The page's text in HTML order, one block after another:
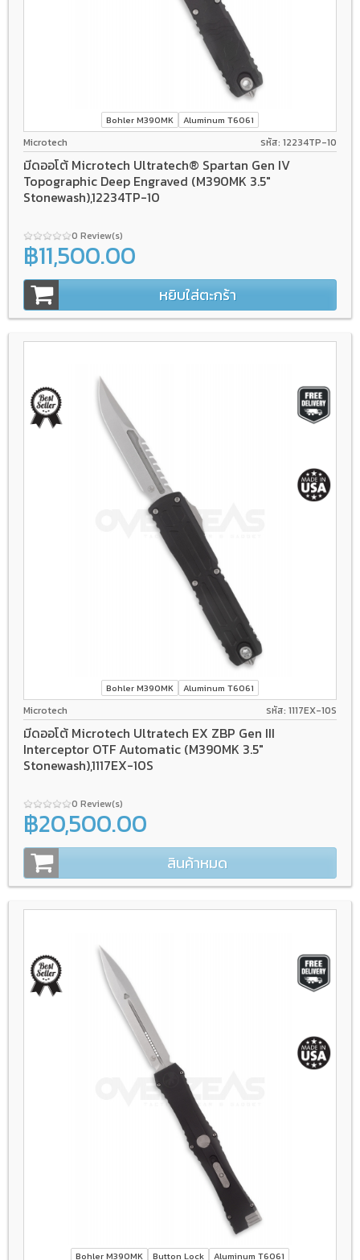
Bohler M390MK Aluminum T6061
Microtech รหัส: 12234TP-10
มีดออโต้ Microtech Ultratech® Spartan Gen IV
Topographic Deep Engraved (M390MK 3.5"
Stonewash),12234TP-10
0 Review(s)
฿11,500.00
หยิบใส่ตะกร้า
Bohler M390MK Aluminum T6061
Microtech รหัส: 1117EX-10S
มีดออโต้ Microtech Ultratech EX ZBP Gen III
Interceptor OTF Automatic (M390MK 3.5"
Stonewash),1117EX-10S
0 Review(s)
฿20,500.00
สินค้าหมด
Bohler M390MK Button Lock Aluminum T6061